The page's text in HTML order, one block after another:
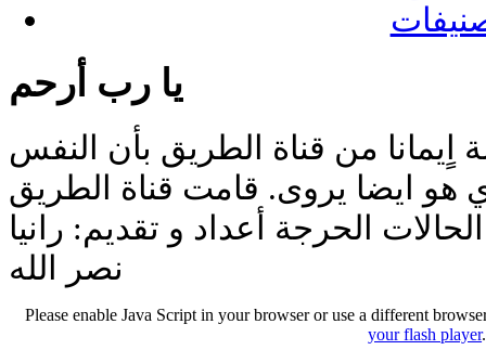
يا رب أرحم
اٍيمانا من قناة الطريق بأن النفس
هو ايضا يروى. قامت قناة الطريق
الحرجة أعداد و تقديم: رانيا
نصر الله
Please enable Java Script in your browser or use a different
your flash player.